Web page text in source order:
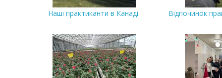
Наші практиканти в Канаді. Відпочинок